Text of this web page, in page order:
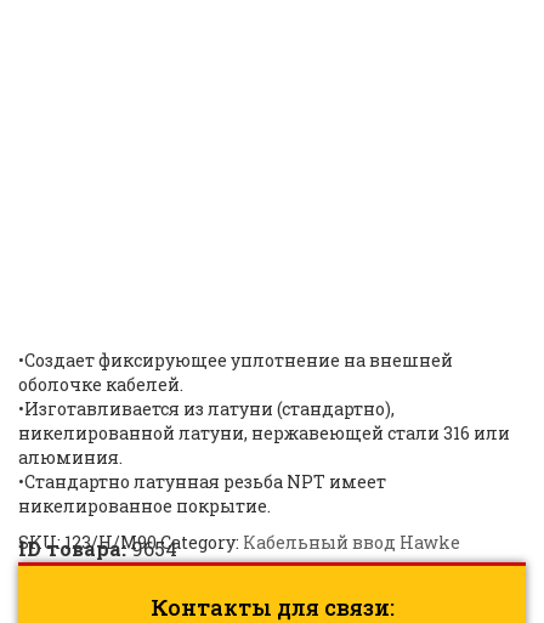
•Создает фиксирующее уплотнение на внешней
оболочке кабелей.
•Изготавливается из латуни (стандартно),
никелированной латуни, нержавеющей стали 316 или
алюминия.
•Стандартно латунная резьба NPT имеет
никелированное покрытие.
SKU:123/H/M90Category: Кабельный ввод Hawke
ID товара:9654
Контакты для связи: